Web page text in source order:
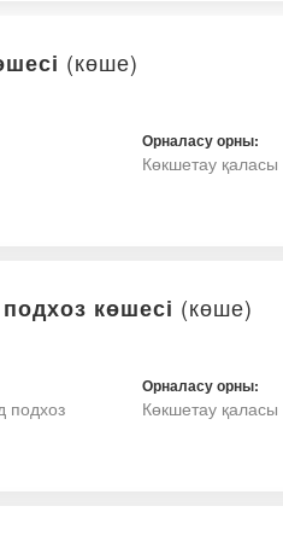
(көше)
Орналасу орны:
Көкшетау қаласы
көшесі (көше)
подхоз
Орналасу орны:
Көкшетау қаласы